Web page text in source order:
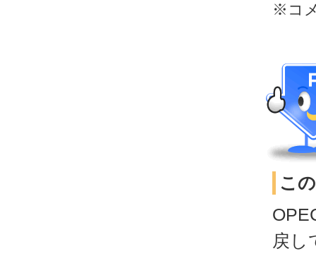
※コ
こ
戻し